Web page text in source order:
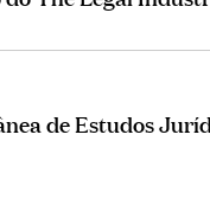
de Estudos